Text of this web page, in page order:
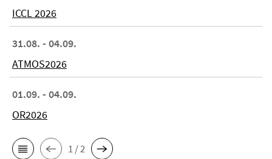
ICCL 2026
31.08. - 04.09.
ATMOS2026
01.09. - 04.09.
OR2026
1 / 2